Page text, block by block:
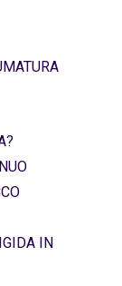
IN